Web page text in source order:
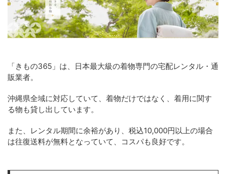
「きもの365」は、日本最大級の着物専門の宅配レンタル・通
販業者。
沖縄県全域に対応していて、着物だけではなく、着用に関す
る物も貸し出しています。
また、レンタル期間に余裕があり、税込10,000円以上の場合
は往復送料が無料となっていて、コスパも良好です。